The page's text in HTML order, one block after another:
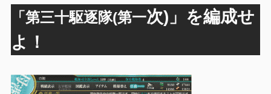
「第三十駆逐隊(第一次)」を編成せ
よ！